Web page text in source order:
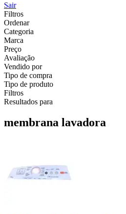
Sair
Filtros
Ordenar
Categoria
Marca
Preço
Avaliação
Vendido por
Tipo de compra
Tipo de produto
Filtros
Resultados para
membrana lavadora